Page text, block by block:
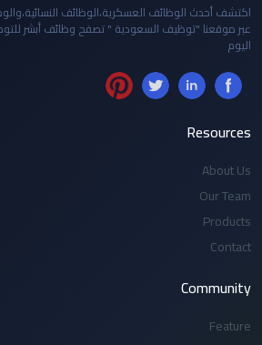
اكتشف أحدث الوظائف العسكرية،الوظائف
عبر موقعنا "توظيف السعودية " تصفح وظائف أبشر
اليوم
Resources
About Us
Our Team
Products
Contact
Community
Feature